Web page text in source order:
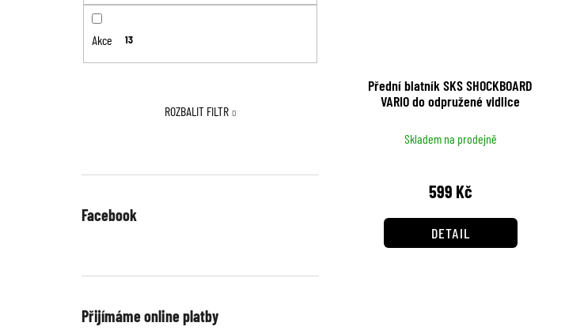
Akce 13
ROZBALIT FILTR
Facebook
Přijímáme online platby
Přední blatník SKS SHOCKBOARD
VARIO do odpružené vidlice
Skladem na prodejně
599 Kč
DETAIL